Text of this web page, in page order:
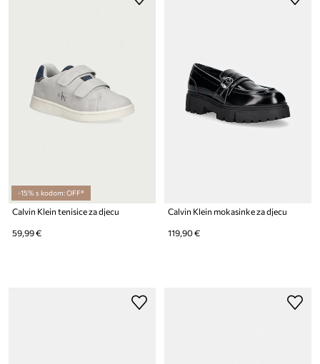
-15% s kodom: OFF*
Calvin Klein tenisice za djecu
59,99 €
Calvin Klein mokasinke za djecu
119,90 €